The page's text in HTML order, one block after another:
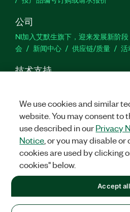
公司
NI加入艾默生旗下，迎来发展新阶段
会
新闻中心 供应链/质量 活
技术支持
©2026NATIONAL INSTRUMENTS
版权所有.沪ICP备09002359号.
We use cookies and similar
website. You may consent to
use described in ourPrivacy
Notice , or you may disable or
cookies are used by clicking
cookies" below.
Accept all